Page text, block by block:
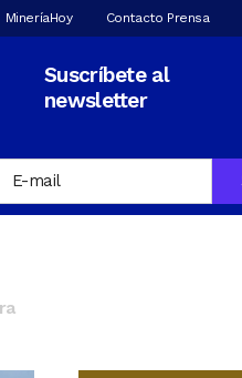
MineríaHoy Contacto Prensa
Suscríbete al
newsletter